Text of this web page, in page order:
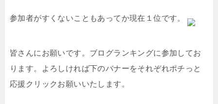
参加者がすくないこともあってか現在１位です。
皆さんにお願いです。ブログランキングに参加してお
ります。よろしければ下のバナーをそれぞれポチっと
応援クリックお願いいたします。